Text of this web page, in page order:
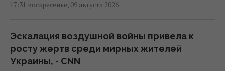
17:31 воскресенье, 09 августа 2026
Эскалация воздушной войны привела к
росту жертв среди мирных жителей
Украины, - CNN